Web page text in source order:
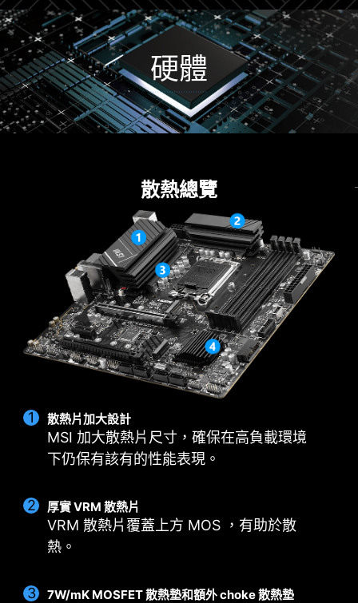
硬體
散熱總覽
散熱片加大設計
MSI 加大散熱片尺寸，確保在高負載環境
下仍保有該有的性能表現。
厚實 VRM 散熱片
VRM 散熱片覆蓋上方 MOS ，有助於散
熱。
7W/mK MOSFET 散熱墊和額外 choke 散熱墊
12+1+1 供電設計
採用 12+1+1 數位供電架構的旗艦 VRM 設計，可釋
放並維持最佳性能。結合專有的Core Boost技術，
PRO系列主板隨時可以承受繁重的日常工作
12
項數 CORE POWER DRPS / P-PAK
1
項數
AUX
電源
1
項數
GT
電源
驅動安裝
一連接到網路，MSI Driver Utility Installer 將自動
檢測並顯示合適的驅動程序和實用程序，您只需點
擊幾下即可下載和安裝。了解更多
* 請確保連接到網路，否則Driver Utility Installer 不會自
動啟動。